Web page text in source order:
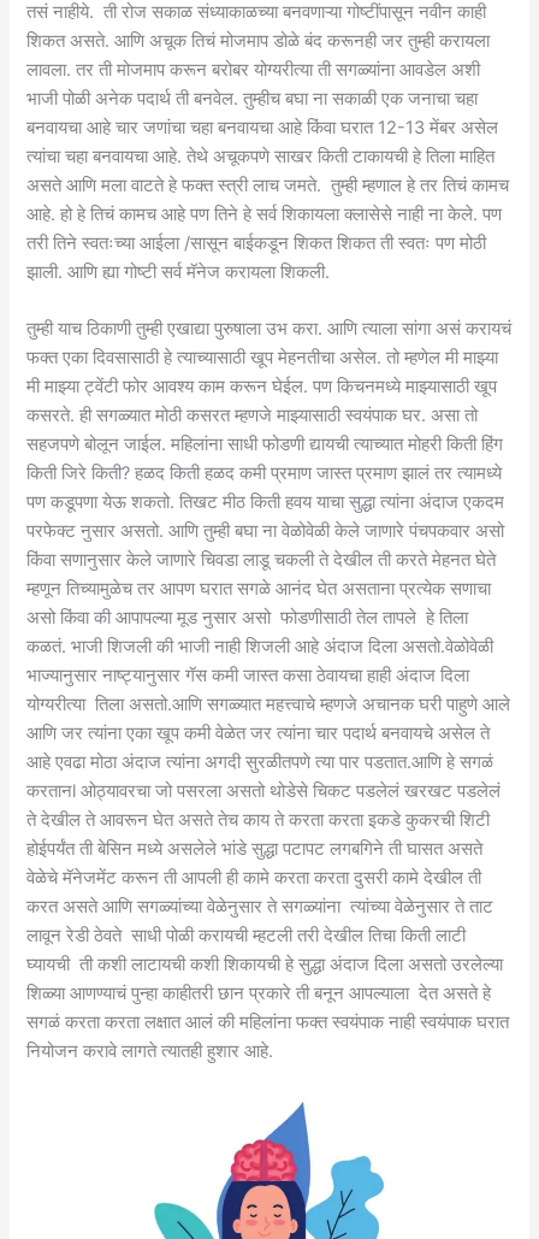
तसं नाहीये. ती रोज सकाळ संध्याकाळच्या बनवणाऱ्या गोष्टींपासून नवीन काही
शिकत असते. आणि अचूक तिचं मोजमाप डोळे बंद करूनही जर तुम्ही करायला
लावला. तर ती मोजमाप करून बरोबर योग्यरीत्या ती सगळ्यांना आवडेल अशी
भाजी पोळी अनेक पदार्थ ती बनवेल. तुम्हीच बघा ना सकाळी एक जनाचा चहा
बनवायचा आहे चार जणांचा चहा बनवायचा आहे किंवा घरात 12-13 मेंबर असेल
त्यांचा चहा बनवायचा आहे. तेथे अचूकपणे साखर किती टाकायची हे तिला माहित
असते आणि मला वाटते हे फक्त स्त्री लाच जमते. तुम्ही म्हणाल हे तर तिचं कामच
आहे. हो हे तिचं कामच आहे पण तिने हे सर्व शिकायला क्लासेसे नाही ना केले. पण
तरी तिने स्वतःच्या आईला /सासून बाईकडून शिकत शिकत ती स्वतः पण मोठी
झाली. आणि ह्या गोष्टी सर्व मॅनेज करायला शिकली.
तुम्ही याच ठिकाणी तुम्ही एखाद्या पुरुषाला उभ करा. आणि त्याला सांगा असं करायचं
फक्त एका दिवसासाठी हे त्याच्यासाठी खूप मेहनतीचा असेल. तो म्हणेल मी माझ्या
मी माझ्या ट्वेंटी फोर आवश्य काम करून घेईल. पण किचनमध्ये माझ्यासाठी खूप
कसरते. ही सगळ्यात मोठी कसरत म्हणजे माझ्यासाठी स्वयंपाक घर. असा तो
सहजपणे बोलून जाईल. महिलांना साधी फोडणी द्यायची त्याच्यात मोहरी किती हिंग
किती जिरे किती? हळद किती हळद कमी प्रमाण जास्त प्रमाण झालं तर त्यामध्ये
पण कडूपणा येऊ शकतो. तिखट मीठ किती हवय याचा सुद्धा त्यांना अंदाज एकदम
परफेक्ट नुसार असतो. आणि तुम्ही बघा ना वेळोवेळी केले जाणारे पंचपकवार असो
किंवा सणानुसार केले जाणारे चिवडा लाडू चकली ते देखील ती करते मेहनत घेते
म्हणून तिच्यामुळेच तर आपण घरात सगळे आनंद घेत असताना प्रत्येक सणाचा
असो किंवा की आपापल्या मूड नुसार असो फोडणीसाठी तेल तापले हे तिला
कळतं. भाजी शिजली की भाजी नाही शिजली आहे अंदाज दिला असतो.वेळोवेळी
भाज्यानुसार नाष्ट्यानुसार गॅस कमी जास्त कसा ठेवायचा हाही अंदाज दिला
योग्यरीत्या तिला असतो.आणि सगळ्यात महत्त्वाचे म्हणजे अचानक घरी पाहुणे आले
आणि जर त्यांना एका खूप कमी वेळेत जर त्यांना चार पदार्थ बनवायचे असेल ते
आहे एवढा मोठा अंदाज त्यांना अगदी सुरळीतपणे त्या पार पडतात.आणि हे सगळं
करतानl ओठ्यावरचा जो पसरला असतो थोडेसे चिकट पडलेलं खरखट पडलेलं
ते देखील ते आवरून घेत असते तेच काय ते करता करता इकडे कुकरची शिटी
होईपर्यंत ती बेसिन मध्ये असलेले भांडे सुद्धा पटापट लगबगिने ती घासत असते
वेळेचे मॅनेजमेंट करून ती आपली ही कामे करता करता दुसरी कामे देखील ती
करत असते आणि सगळ्यांच्या वेळेनुसार ते सगळ्यांना त्यांच्या वेळेनुसार ते ताट
लावून रेडी ठेवते साधी पोळी करायची म्हटली तरी देखील तिचा किती लाटी
घ्यायची ती कशी लाटायची कशी शिकायची हे सुद्धा अंदाज दिला असतो उरलेल्या
शिळ्या आणण्याचं पुन्हा काहीतरी छान प्रकारे ती बनून आपल्याला देत असते हे
सगळं करता करता लक्षात आलं की महिलांना फक्त स्वयंपाक नाही स्वयंपाक घरात
नियोजन करावे लागते त्यातही हुशार आहे.